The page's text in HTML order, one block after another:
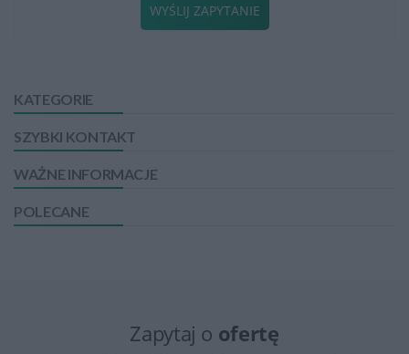
KATEGORIE
SZYBKI KONTAKT
WAŻNE INFORMACJE
POLECANE
WYŚLIJ ZAPYTANIE
Zapytaj o ofertę